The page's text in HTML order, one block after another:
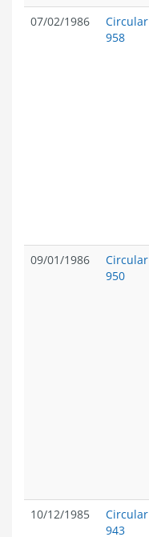
07/02/1986
Circular
958
09/01/1986
Circular
950
10/12/1985
Circular
943